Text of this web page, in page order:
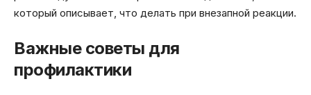
который описывает, что делать при внезапной реакции.
Важные советы для
профилактики